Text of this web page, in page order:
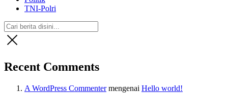
TNI-Polri
Recent Comments
A WordPress Commentermengenai Hello world!